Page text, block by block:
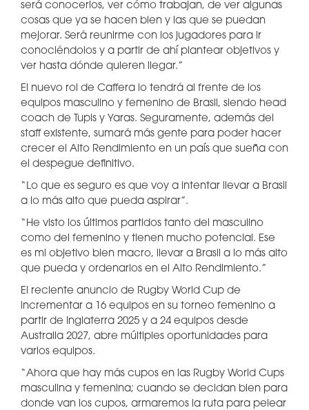
será conocerlos, ver cómo trabajan, de ver algunas
cosas que ya se hacen bien y las que se puedan
mejorar. Será reunirme con los jugadores para ir
conociéndolos y a partir de ahí plantear objetivos y
ver hasta dónde quieren llegar.”
El nuevo rol de Caffera lo tendrá al frente de los
equipos masculino y femenino de Brasil, siendo head
coach de Tupis y Yaras. Seguramente, además del
staff existente, sumará más gente para poder hacer
crecer el Alto Rendimiento en un país que sueña con
el despegue definitivo.
“Lo que es seguro es que voy a intentar llevar a Brasil
a lo más alto que pueda aspirar”.
“He visto los últimos partidos tanto del masculino
como del femenino y tienen mucho potencial. Ese
es mi objetivo bien macro, llevar a Brasil a lo más alto
que pueda y ordenarlos en el Alto Rendimiento.”
El reciente anuncio de Rugby World Cup de
incrementar a 16 equipos en su torneo femenino a
partir de Inglaterra 2025 y a 24 equipos desde
Australia 2027, abre múltiples oportunidades para
varios equipos.
“Ahora que hay más cupos en las Rugby World Cups
masculina y femenina; cuando se decidan bien para
donde van los cupos, armaremos la ruta para pelear